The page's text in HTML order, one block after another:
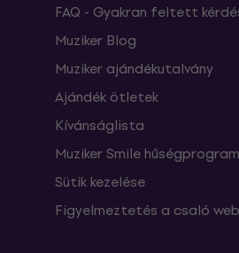
FAQ - Gyakran feltett
Muziker Blog
Muziker ajándékutalvány
Ajándék ötletek
Kívánságlista
Muziker Smile hűségprogram
Sütik kezelése
Figyelmeztetés a csaló